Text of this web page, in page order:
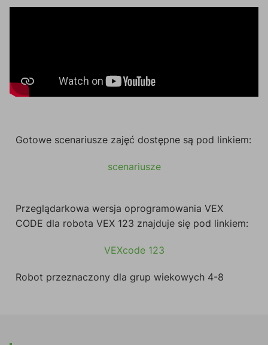
Gotowe scenariusze zajęć dostępne są pod linkiem:
scenariusze
Przeglądarkowa wersja oprogramowania VEX
CODE dla robota VEX 123 znajduje się pod linkiem:
VEXcode 123
Robot przeznaczony dla grup wiekowych 4-8